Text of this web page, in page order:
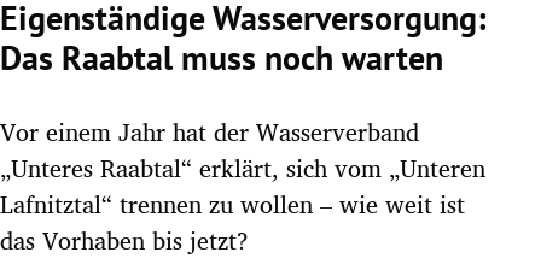
Untermenü
Untermenü
Eigenständige Wasserversorgung:
Das Raabtal muss noch warten
Vor einem Jahr hat der Wasserverband
„Unteres Raabtal“ erklärt, sich vom „Unteren
Lafnitztal“ trennen zu wollen – wie weit ist
das Vorhaben bis jetzt?